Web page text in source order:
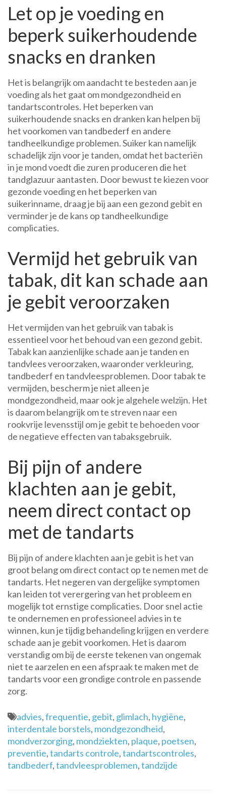
Let op je voeding en
beperk suikerhoudende
snacks en dranken
Het is belangrijk om aandacht te besteden aan je
voeding als het gaat om mondgezondheid en
tandartscontroles. Het beperken van
suikerhoudende snacks en dranken kan helpen bij
het voorkomen van tandbederf en andere
tandheelkundige problemen. Suiker kan namelijk
schadelijk zijn voor je tanden, omdat het bacteriën
in je mond voedt die zuren produceren die het
tandglazuur aantasten. Door bewust te kiezen voor
gezonde voeding en het beperken van
suikerinname, draag je bij aan een gezond gebit en
verminder je de kans op tandheelkundige
complicaties.
Vermijd het gebruik van
tabak, dit kan schade aan
je gebit veroorzaken
Het vermijden van het gebruik van tabak is
essentieel voor het behoud van een gezond gebit.
Tabak kan aanzienlijke schade aan je tanden en
tandvlees veroorzaken, waaronder verkleuring,
tandbederf en tandvleesproblemen. Door tabak te
vermijden, bescherm je niet alleen je
mondgezondheid, maar ook je algehele welzijn. Het
is daarom belangrijk om te streven naar een
rookvrije levensstijl om je gebit te behoeden voor
de negatieve effecten van tabaksgebruik.
Bij pijn of andere
klachten aan je gebit,
neem direct contact op
met de tandarts
Bij pijn of andere klachten aan je gebit is het van
groot belang om direct contact op te nemen met de
tandarts. Het negeren van dergelijke symptomen
kan leiden tot verergering van het probleem en
mogelijk tot ernstige complicaties. Door snel actie
te ondernemen en professioneel advies in te
winnen, kun je tijdig behandeling krijgen en verdere
schade aan je gebit voorkomen. Het is daarom
verstandig om bij de eerste tekenen van ongemak
niet te aarzelen en een afspraak te maken met de
tandarts voor een grondige controle en passende
zorg.
advies,frequentie, gebit, glimlach, hygiëne,
interdentale borstels, mondgezondheid,
mondverzorging, mondziekten, plaque, poetsen,
preventie,tandarts controle,tandartscontroles,
tandbederf,tandvleesproblemen,tandzijde